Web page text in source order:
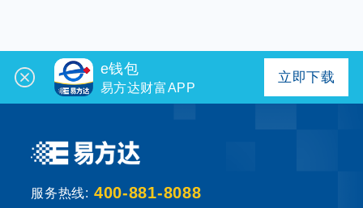
e钱包
易方达财富APP
立即下载
服务热线: 400-881-8088